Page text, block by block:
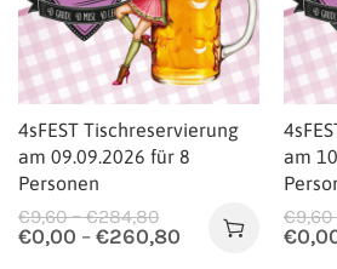
4sFEST Tischreservierung
am 09.09.2026 für 8
Personen
€9,60 –€284,80
€0,00 – €260,80
am
€9,60
€